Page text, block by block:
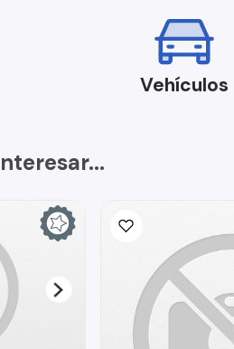
Vehículos